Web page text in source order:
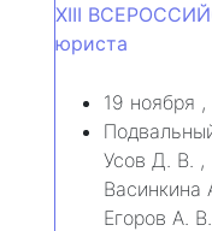
XIII
юриста
19 ноября
Усов Д. В. ,
Васинкина
Егоров А. В.